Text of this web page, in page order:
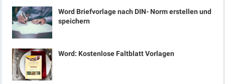
Word Briefvorlage nach DIN- Norm erstellen und
speichern
Word: Kostenlose Faltblatt Vorlagen